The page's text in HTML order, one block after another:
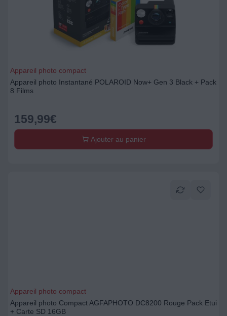
Appareil photo compact
Appareil photo Instantané POLAROID Now+ Gen 3 Black + Pack
8 Films
159,99€
Ajouter au panier
Appareil photo compact
Appareil photo Compact AGFAPHOTO DC8200 Rouge Pack Etui
+ Carte SD 16GB